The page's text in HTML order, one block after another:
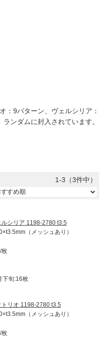
：9パターン、ヴェルシリア：
ンダムに封入されています。
1-3（3件中）
シリア 1198-2780 t3.5
（メッシュあり）
枚
下旬:16枚
リオ 1198-2780 t3.5
（メッシュあり）
枚